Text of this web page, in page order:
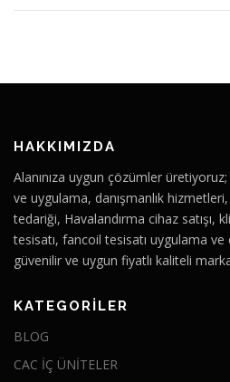
HAKKIMIZDA
Alanınıza uygun çözümler
ve uygulama, danışmanlık
tedariği, Havalandırma cihaz satışı,
tesisatı, fancoil tesisatı uygulama ve
güvenilir ve uygun fiyatlı kaliteli
KATEGORILER
BLOG
CAC İÇ ÜNİTELER